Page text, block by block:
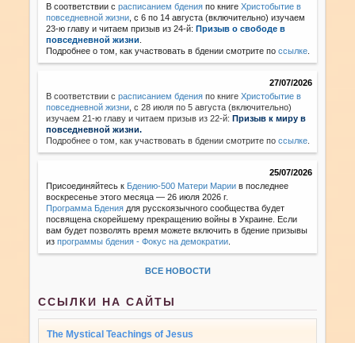
В соответствии срасписанием бдения по книгеХристобытие в
повседневной жизни , с 6 по 14 августа (включительно) изучаем
23-ю главу и читаем призыв из 24-й:Призыв о свободе в
повседневной жизни
Подробнее о том, как участвовать в бдении смотрите поссылке
27/07/2026
В соответствии с расписанием бдения по книгеХристобытие в
повседневной жизни с 28 июля по 5 августа (включительно)
изучаем 21-ю главу и читаем призыв из 22-й:Призыв к миру в
повседневной жизни.
Подробнее о том, как участвовать в бдении смотрите поссылке
25/07/2026
Присоединяйтесь к Бдению-500 Матери Марии в последнее
воскресенье этого месяца — 26 июля 2026 г.
Программа Бдения для русскоязычного сообщества будет
посвящена скорейшему прекращению войны в Украине. Если
вам будет позволять время можете включить в бдение призывы
изпрограммы бдения - Фокус на демократии
ВСЕ НОВОСТИ
ССЫЛКИ НА САЙТЫ
The Mystical Teachings of Jesus